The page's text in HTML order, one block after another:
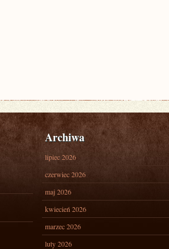
Archiwa
lipiec 2026
czerwiec 2026
maj 2026
kwiecień 2026
marzec 2026
luty 2026